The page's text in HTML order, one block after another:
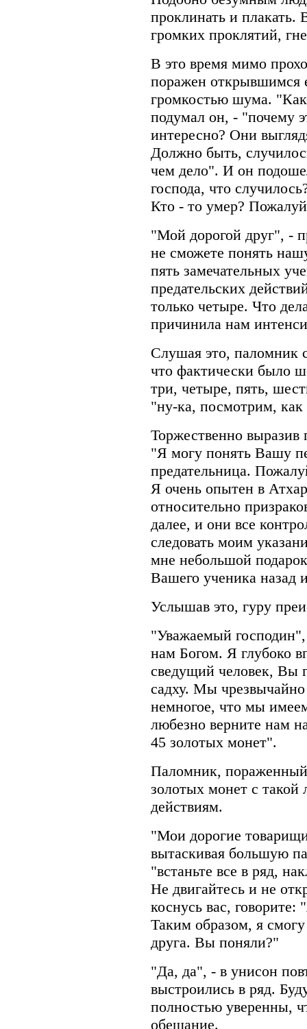
проклинать и плакать.
громких проклятий,
В это время мимо
поражен открывшимся
громкостью шума.
подумал он, - "почему
интересно? Они
Должно быть,
чем дело". И он
господа, что
Кто - то умер?
"Мой дорогой друг", -
не сможете понять
пять замечательных
предательских
только четыре. Что
причинила нам
Слушая это, паломник
что фактически было
три, четыре, пять,
"ну-ка, посмотрим,
Торжественно выразив
"Я могу понять Вашу
предательница.
Я очень опытен в
относительно
далее, и они все
следовать моим
мне небольшой
Вашего ученика назад
Услышав это, гуру
"Уважаемый
нам Богом. Я глубоко
сведущий человек, Вы
садху. Мы чрезвычайно
немногое, что мы
любезно верните нам
45 золотых монет".
Паломник,
золотых монет с такой
действиям.
"Мои дорогие
вытаскивая большую
"встаньте все в ряд,
Не двигайтесь и не
коснусь вас,
Таким образом, я
друга. Вы поняли?"
"Да, да", - в унисон
выстроились в ряд.
полностью уверенны,
обещание.